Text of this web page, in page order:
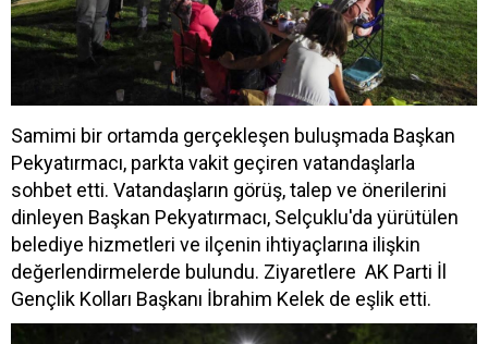
Samimi bir ortamda gerçekleşen buluşmada Başkan
Pekyatırmacı, parkta vakit geçiren vatandaşlarla
sohbet etti. Vatandaşların görüş, talep ve önerilerini
dinleyen Başkan Pekyatırmacı, Selçuklu'da yürütülen
belediye hizmetleri ve ilçenin ihtiyaçlarına ilişkin
değerlendirmelerde bulundu. Ziyaretlere AK Parti İl
Gençlik Kolları Başkanı İbrahim Kelek de eşlik etti.